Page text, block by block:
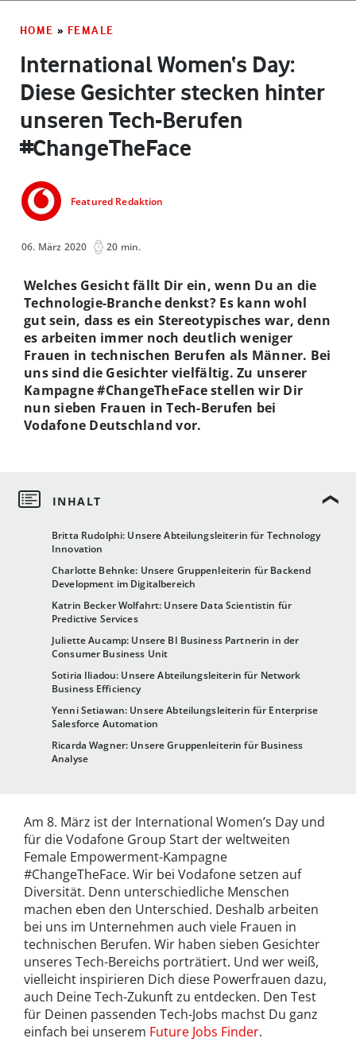
HOME » FEMALE
International Women‘s Day:
Diese Gesichter stecken hinter
unseren Tech-Berufen
#ChangeTheFace
Featured Redaktion
06. März 2020 20 min.
Britta Rudolphi: Unsere Abteilungsleiterin für Technology
Innovation
Charlotte Behnke: Unsere Gruppenleiterin für Backend
Development im Digitalbereich
Katrin Becker Wolfahrt: Unsere Data Scientistin für
Predictive Services
Juliette Aucamp: Unsere BI Business Partnerin in der
Consumer Business Unit
Sotiria Iliadou: Unsere Abteilungsleiterin für Network
Business Efficiency
Yenni Setiawan: Unsere Abteilungsleiterin für Enterprise
Salesforce Automation
Ricarda Wagner: Unsere Gruppenleiterin für Business
Analyse
Welches Gesicht fällt Dir ein, wenn Du an die
Technologie-Branche denkst? Es kann wohl
gut sein, dass es ein Stereotypisches war, denn
es arbeiten immer noch deutlich weniger
Frauen in technischen Berufen als Männer. Bei
uns sind die Gesichter vielfältig. Zu unserer
Kampagne #ChangeTheFace stellen wir Dir
nun sieben Frauen in Tech-Berufen bei
Vodafone Deutschland vor.
Am 8. März ist der International Women’s Day und
für die Vodafone Group Start der weltweiten
Female Empowerment-Kampagne
#ChangeTheFace. Wir bei Vodafone setzen auf
Diversität. Denn unterschiedliche Menschen
machen eben den Unterschied. Deshalb arbeiten
bei uns im Unternehmen auch viele Frauen in
technischen Berufen. Wir haben sieben Gesichter
unseres Tech-Bereichs porträtiert. Und wer weiß,
vielleicht inspirieren Dich diese Powerfrauen dazu,
auch Deine Tech-Zukunft zu entdecken. Den Test
für Deinen passenden Tech-Jobs machst Du ganz
einfach bei unserem Future Jobs Finder.